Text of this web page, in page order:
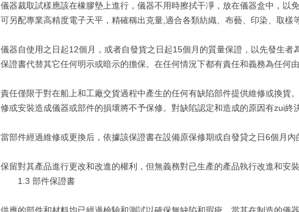
儀器裁取試樣應該在橡膠墊上進行，儀器不用時擦拭干凈，放在儀器盒中，以
可另配專業高精度電子天平，精確稱出克量,適合各類紡織、布藝、印染、取樣
儀器自使用之日起12個月，或者自發貨之日起15個月的質量保證，以先發生
保證書代替其它任何明示或暗示的擔保。在任何情況下都有責任和義務為任
責任僅限于對在船上和工廠交貨過程中產生的任何有缺陷部件提供維修或換貨
修或安裝造成儀器或部件的損壞將不予保修。對缺陷認定和造成的原因有zui
當部件經過維修或更換后，依據該保證書在設備原保修期或自發貸之日6個
保留對其產品進行更改和改進的權利，但無義務對已生產的產品執行改進和安
1.3 部件保證書